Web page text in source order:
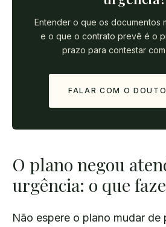
Entender o que os documentos
e o que o contrato prevê é o
prazo para contestar
FALAR COM O
O plano negou
urgência: o que
Não espere o plano mudar